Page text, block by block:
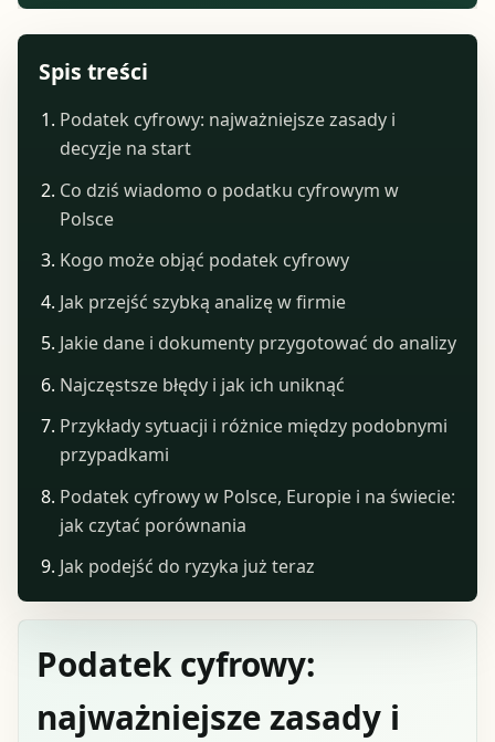
Podatek cyfrowy:
najważniejsze zasady i
Spis treści
Podatek cyfrowy: najważniejsze zasady i
decyzje na start
Co dziś wiadomo o podatku cyfrowym w
Polsce
Kogo może objąć podatek cyfrowy
Jak przejść szybką analizę w firmie
Jakie dane i dokumenty przygotować do analizy
Najczęstsze błędy i jak ich uniknąć
Przykłady sytuacji i różnice między podobnymi
przypadkami
Podatek cyfrowy w Polsce, Europie i na świecie:
jak czytać porównania
Jak podejść do ryzyka już teraz